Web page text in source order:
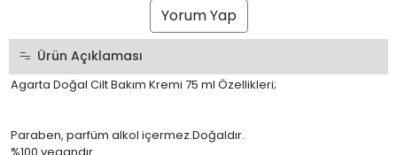
Yorum Yap
Ürün Açıklaması
Agarta Doğal Cilt Bakım Kremi 75 ml Özellikleri;
Paraben, parfüm alkol içermez.Doğaldır.